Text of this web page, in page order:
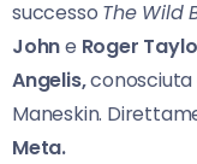
successo The Wild
Johne Roger
Angelis,conosciuta
Maneskin.
Meta.